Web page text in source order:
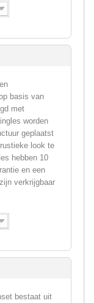
basis van
met
worden
geplaatst
look te
hebben 10
en een
verkrijgbaar
bestaat uit